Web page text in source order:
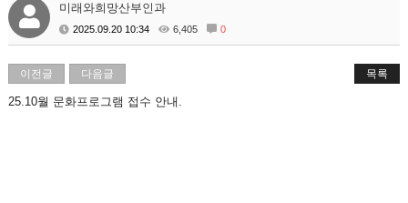
미래와희망산부인과
2025.09.20 10:34 6,405 0
이전글 다음글 목록
25.10월 문화프로그램 접수 안내.